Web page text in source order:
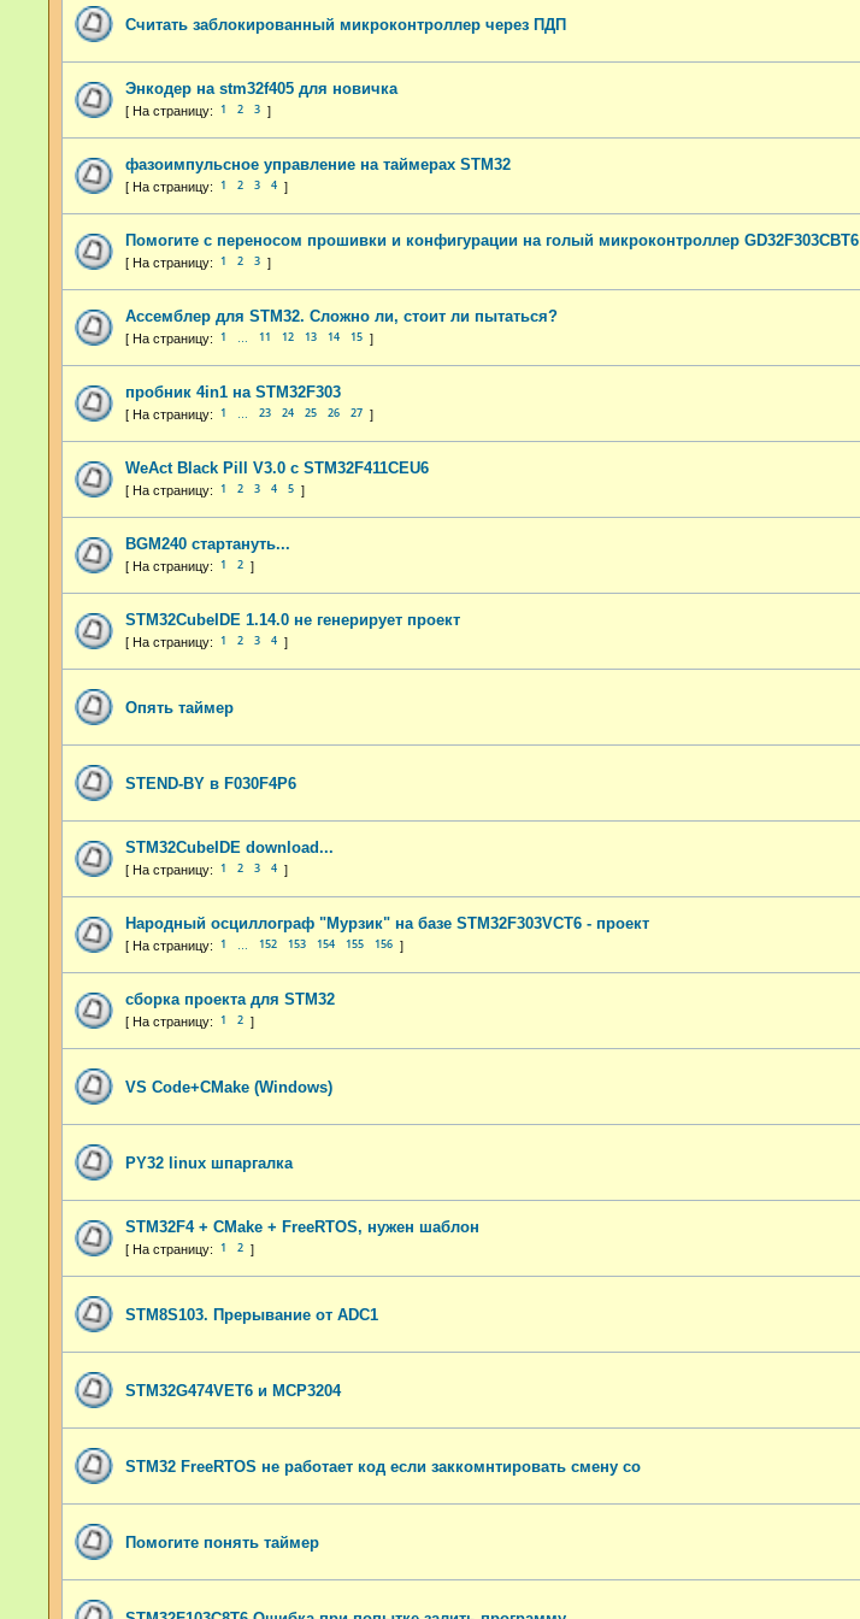
Считать заблокированный микроконтроллер через ПДП
Энкодер на stm32f405 для новичка
1 2 3
фазоимпульсное управление на таймерах STM32
1 2 3 4
Помогите с переносом прошивки и конфигурации на голый микроконтроллер GD32F303CBT6
1 2 3
Ассемблер для STM32. Сложно ли, стоит ли пытаться?
1 11 12 13 14 15
пробник 4in1 на STM32F303
1 23 24 25 26 27
WeAct Black Pill V3.0 с STM32F411CEU6
1 2 3 4 5
BGM240 стартануть...
1 2
STM32CubeIDE 1.14.0 не генерирует проект
1 2 3 4
Опять таймер
STEND-BY в F030F4P6
STM32CubeIDE download...
1 2 3 4
Народный осциллограф "Мурзик" на базе STM32F303VCT6 - проект
1 152 153 154 155 156
сборка проекта для STM32
1 2
VS Code+CMake (Windows)
PY32 linux шпаргалка
STM32F4 + CMake + FreeRTOS, нужен шаблон
1 2
STM8S103. Прерывание от ADC1
STM32G474VET6 и MCP3204
STM32 FreeRTOS не работает код если заккомнтировать смену со
Помогите понять таймер